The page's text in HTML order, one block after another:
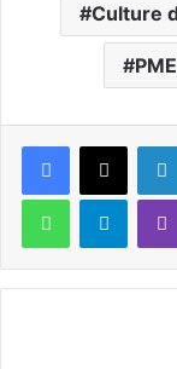
Culture
Facebook
X
WhatsApp